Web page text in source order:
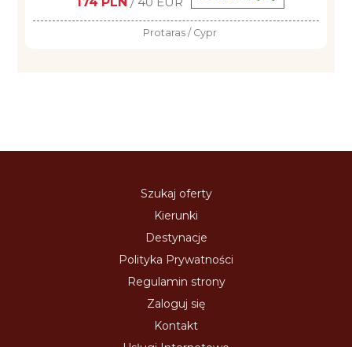
Protaras / Cypr
Szukaj oferty
Kierunki
Destynacje
Polityka Prywatności
Regulamin strony
Zaloguj się
Kontakt